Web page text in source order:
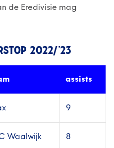
de Eredivisie mag
2022/'23
assists
9
Waalwijk 8